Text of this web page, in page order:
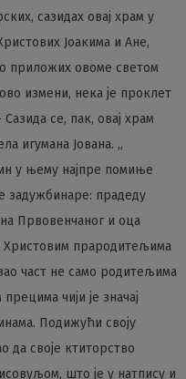
сазидах овај храм у
Јоакима и Ане,
приложих овоме светом
измени, нека је проклет
се, пак, овај храм
игумана Јована. „
у њему најпре помиње
задужбинаре: прадеду
Првовенчаног и оца
прародитељима
част не само родитељима
чији је значај
Подижући своју
да своје ктиторство
што је у натпису и